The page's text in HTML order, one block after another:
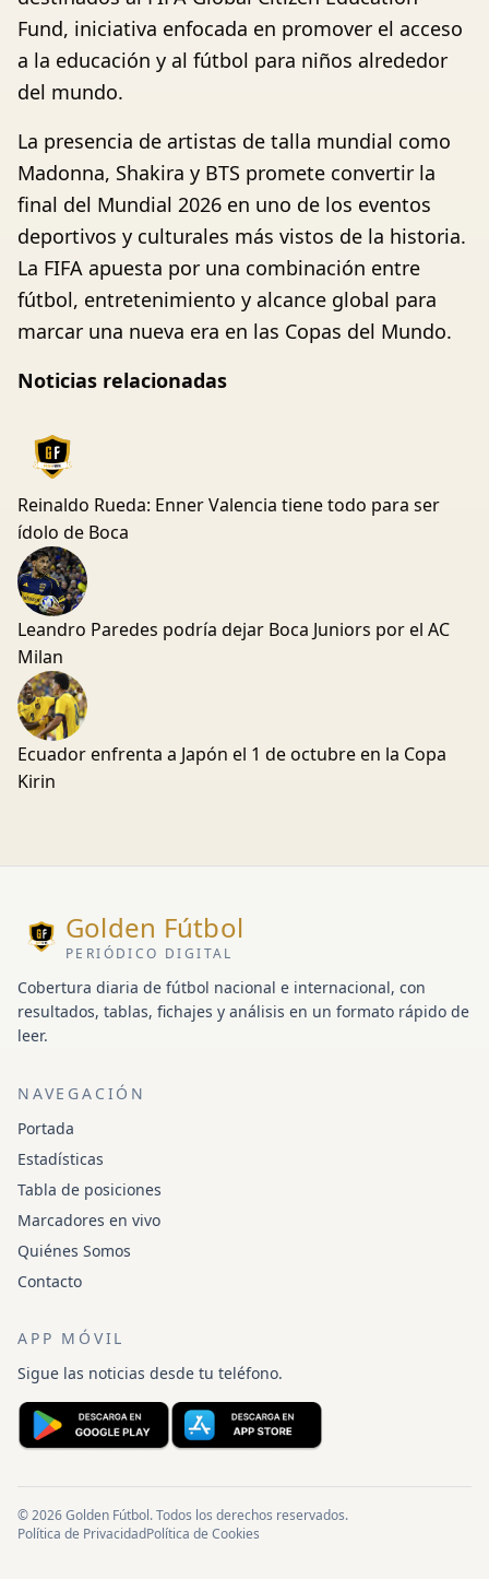
Fund, iniciativa enfocada en promover el acceso
a la educación y al fútbol para niños alrededor
del mundo.
La presencia de artistas de talla mundial como
Madonna, Shakira y BTS promete convertir la
final del Mundial 2026 en uno de los eventos
deportivos y culturales más vistos de la historia.
La FIFA apuesta por una combinación entre
fútbol, entretenimiento y alcance global para
marcar una nueva era en las Copas del Mundo.
Noticias relacionadas
Reinaldo Rueda: Enner Valencia tiene todo para ser
ídolo de Boca
Leandro Paredes podría dejar Boca Juniors por el AC
Milan
Ecuador enfrenta a Japón el 1 de octubre en la Copa
Kirin
Golden Fútbol
PERIÓDICO DIGITAL
Cobertura diaria de fútbol nacional e internacional, con
resultados, tablas, fichajes y análisis en un formato rápido de
leer.
NAVEGACIÓN
Portada
Estadísticas
Tabla de posiciones
Marcadores en vivo
Quiénes Somos
Contacto
APP MÓVIL
Sigue las noticias desde tu teléfono.
© 2026 Golden Fútbol. Todos los derechos reservados.
Política de PrivacidadPolítica de Cookies